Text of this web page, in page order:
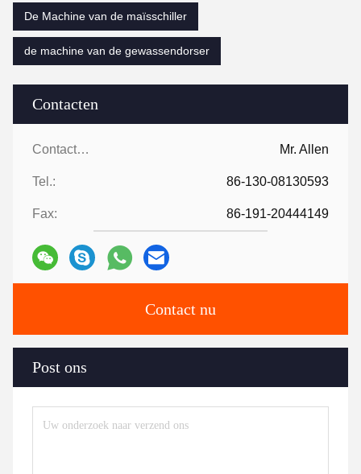
Contacten
Contacten: Mr. Allen
Tel.: 86-130-08130593
Fax: 86-191-20444149
Contact nu
Post ons
De Machine van de maïsschiller
de machine van de gewassendorser